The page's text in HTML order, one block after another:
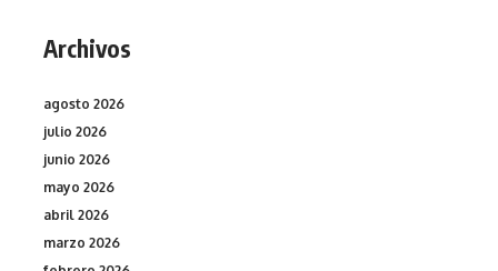
Archivos
agosto 2026
julio 2026
junio 2026
mayo 2026
abril 2026
marzo 2026